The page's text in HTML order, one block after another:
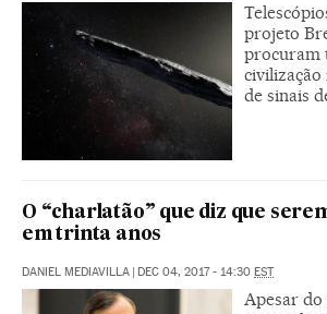
projeto
procuram
civilização
de sinais
O “charlatão” que diz que
em trinta anos
DANIEL MEDIAVILLA | DEC 04, 2017 - 14:30 EST
Apesar do